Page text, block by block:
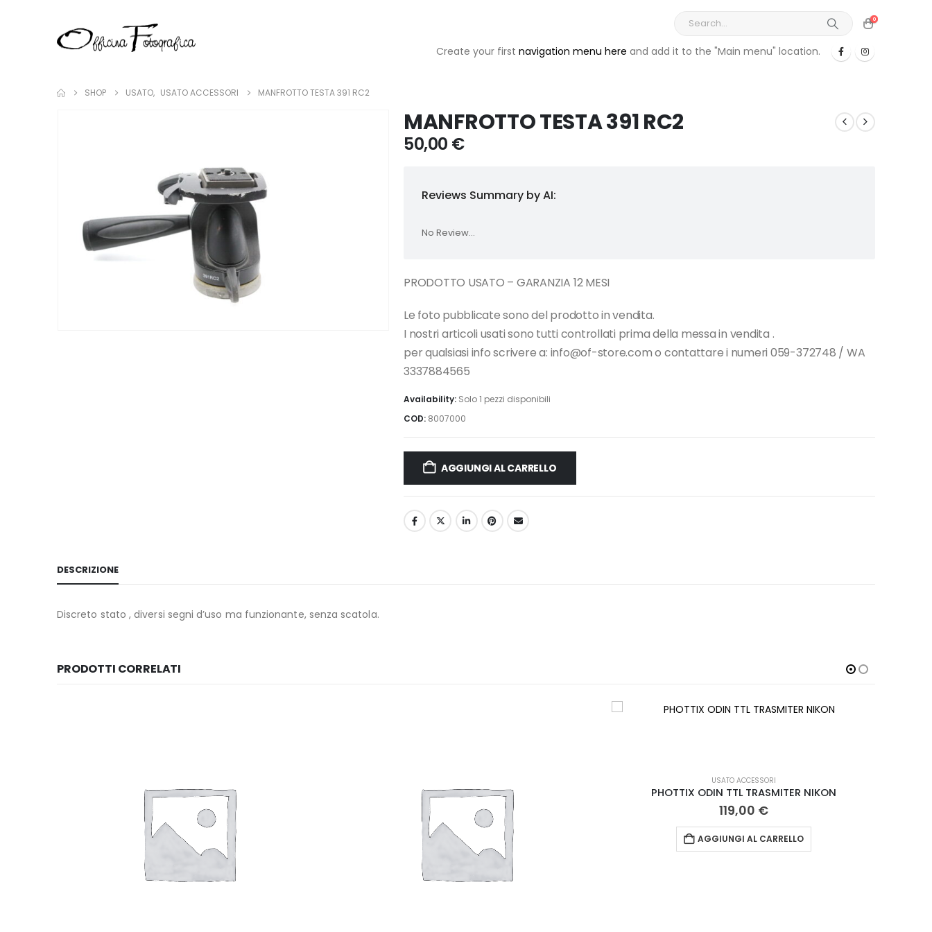
0
Create your first navigation menu here and add it to the "Main menu" location.
SHOP USATO, USATO ACCESSORI MANFROTTO TESTA 391 RC2
MANFROTTO TESTA 391 RC2
50,00 €
Reviews Summary by AI:
No Review...
PRODOTTO USATO – GARANZIA 12 MESI
Le foto pubblicate sono del prodotto in vendita.
I nostri articoli usati sono tutti controllati prima della messa in vendita .
per qualsiasi info scrivere a: info@of-store.com o contattare i numeri 059-372748 / WA
3337884565
Availability: Solo 1 pezzi disponibili
COD: 8007000
AGGIUNGI AL CARRELLO
DESCRIZIONE
Discreto stato , diversi segni d’uso ma funzionante, senza scatola.
PRODOTTI CORRELATI
USATO ACCESSORI
PHOTTIX ODIN TTL TRASMITER NIKON
119,00 €
AGGIUNGI AL CARRELLO